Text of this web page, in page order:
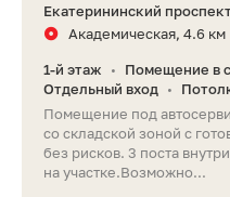
Екатерининский
Академическая, 4.6 км
1-й этаж • Помещение в
Отдельный вход •
Помещение под
со складской зоной с
без рисков. 3 поста
на участке.Возможно...